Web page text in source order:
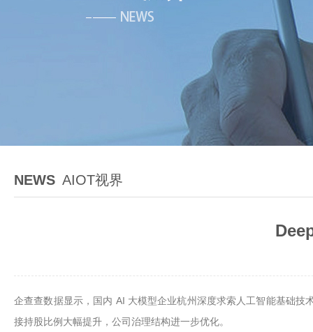
NEWS AIOT视界
企查查数据显示，国内 AI 大模型企业杭州深度求索人工智能基础
接持股比例大幅提升，公司治理结构进一步优化。